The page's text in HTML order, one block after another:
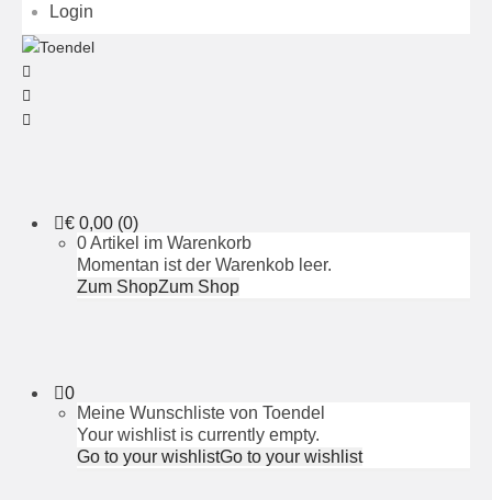
Login
€ 0,00 (0)
0 Artikel im Warenkorb
Momentan ist der Warenkob leer.
Zum ShopZum Shop
0
Meine Wunschliste von Toendel
Your wishlist is currently empty.
Go to your wishlistGo to your wishlist